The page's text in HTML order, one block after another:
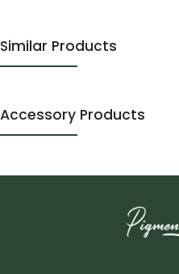
Similar Products
Accessory Products